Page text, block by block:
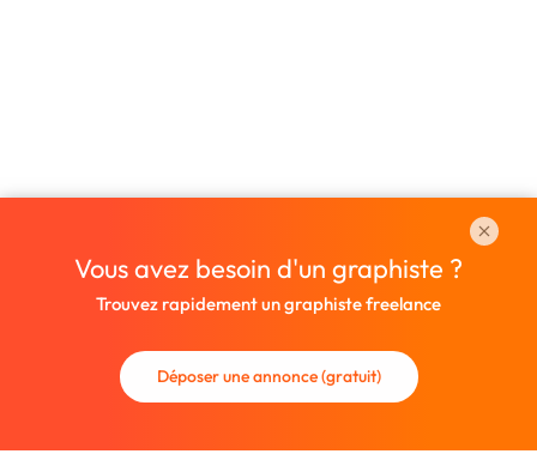
Vous avez besoin d'un graphiste ?
Trouvez rapidement un graphiste freelance
Déposer une annonce (gratuit)